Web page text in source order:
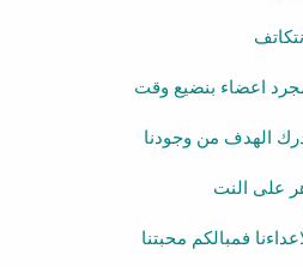
اعضاء بنضيع وقت
الهدف من وجودنا
على النت
فمبالكم محبتنا